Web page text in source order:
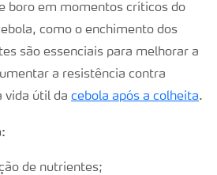
boro em momentos críticos do
como o enchimento dos
são essenciais para melhorar a
a resistência contra
vida útil da cebola após a colheita.
de nutrientes;